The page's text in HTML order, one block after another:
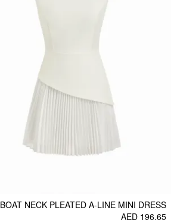
BOAT NECK PLEATED A-LINE MINI DRESS
AED 196.65